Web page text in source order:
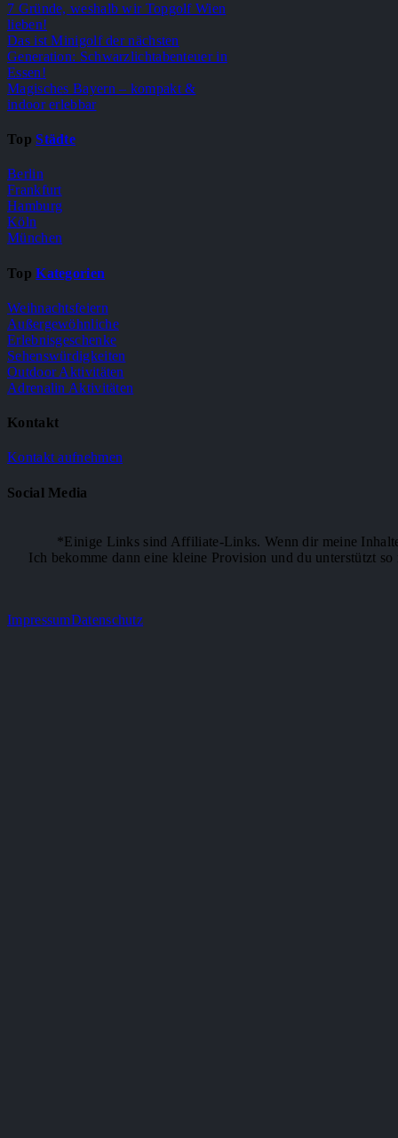
7 Gründe, weshalb wir Topgolf Wien
lieben!
Das ist Minigolf der nächsten
Generation: Schwarzlichtabenteuer in
Essen!
Magisches Bayern – kompakt &
indoor erlebbar
TopStädte
Berlin
Frankfurt
Hamburg
Köln
München
TopKategorien
Weihnachtsfeiern
Außergewöhnliche
Erlebnisgeschenke
Sehenswürdigkeiten
Outdoor Aktivitäten
Adrenalin Aktivitäten
Kontakt
Kontakt aufnehmen
Social Media
*Einige Links sind Affiliate-Links. Wenn dir meine
Ich bekomme dann eine kleine Provision und du unterstützt
ImpressumDatenschutz